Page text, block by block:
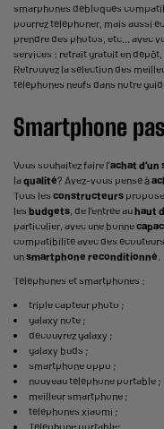
smarphones débloqués
pourrez téléphoner, mais aussi
prendre des photos, etc... avec
services : retrait gratuit en
Retrouvez la sélection des
téléphones neufs dans notre
Smartphone
Vous souhaitez faire l’achat
laqualité? Avez-vous pensé à
Tous les constructeurs
les budgets, de l’entrée auhaut
particulier, avec une bonne
compatibilité avec des
unsmartphone reconditionné.
Téléphones et smartphones :
triple capteur photo ;
galaxy note ;
découvrez galaxy ;
galaxy buds ;
smartphone oppo ;
nouveau téléphone portable ;
meilleur smartphone ;
téléphones xiaomi ;
Téléphone portable;